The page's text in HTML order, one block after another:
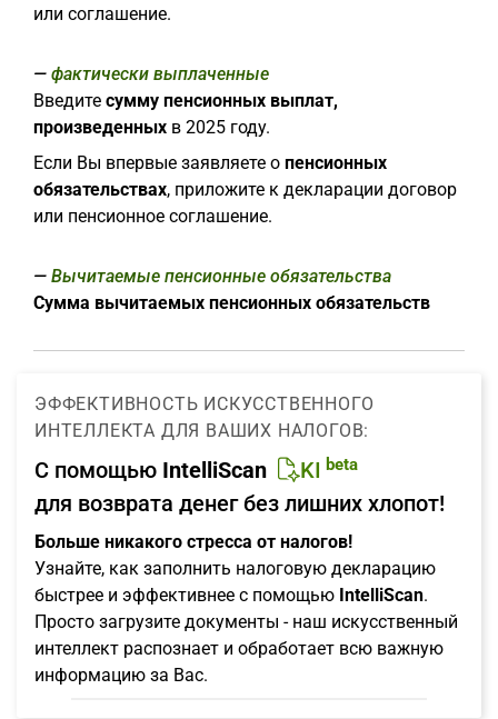
или соглашение.
фактически выплаченные
Введите сумму пенсионных выплат,
произведенных в 2025 году.
Если Вы впервые заявляете о пенсионных
обязательствах, приложите к декларации договор
или пенсионное соглашение.
Вычитаемые пенсионные обязательства
Сумма вычитаемых пенсионных обязательств
ЭФФЕКТИВНОСТЬ ИСКУССТВЕННОГО
ИНТЕЛЛЕКТА ДЛЯ ВАШИХ НАЛОГОВ:
С помощью IntelliScan KI beta
для возврата денег без лишних хлопот!
Больше никакого стресса от налогов!
Узнайте, как заполнить налоговую декларацию
быстрее и эффективнее с помощью IntelliScan.
Просто загрузите документы - наш искусственный
интеллект распознает и обработает всю важную
информацию за Вас.